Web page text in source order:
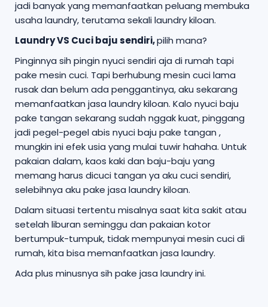
jadi banyak yang memanfaatkan peluang membuka
usaha laundry, terutama sekali laundry kiloan.
Laundry VS Cuci baju sendiri,pilih mana?
Pinginnya sih pingin nyuci sendiri aja di rumah tapi
pake mesin cuci. Tapi berhubung mesin cuci lama
rusak dan belum ada penggantinya, aku sekarang
memanfaatkan jasa laundry kiloan. Kalo nyuci baju
pake tangan sekarang sudah nggak kuat, pinggang
jadi pegel-pegel abis nyuci baju pake tangan ,
mungkin ini efek usia yang mulai tuwir hahaha. Untuk
pakaian dalam, kaos kaki dan baju-baju yang
memang harus dicuci tangan ya aku cuci sendiri,
selebihnya aku pake jasa laundry kiloan.
Dalam situasi tertentu misalnya saat kita sakit atau
setelah liburan seminggu dan pakaian kotor
bertumpuk-tumpuk, tidak mempunyai mesin cuci di
rumah, kita bisa memanfaatkan jasa laundry.
Ada plus minusnya sih pake jasa laundry ini.